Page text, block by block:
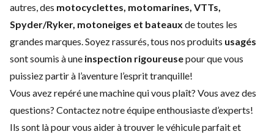
autres, des motocyclettes, motomarines, VTTs,
Spyder/Ryker, motoneiges et bateaux de toutes les
grandes marques. Soyez rassurés, tous nos produits usagés
sont soumis à une inspection rigoureusepour que vous
puissiez partir à l’aventure l’esprit tranquille!
Vous avez repéré une machine qui vous plaît? Vous avez des
questions? Contactez notre équipe enthousiaste d’experts!
Ils sont là pour vous aider à trouver le véhicule parfait et